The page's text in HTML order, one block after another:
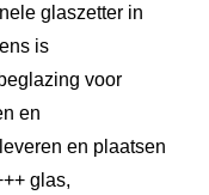
glaszetter in
is
voor
en
en plaatsen
glas,